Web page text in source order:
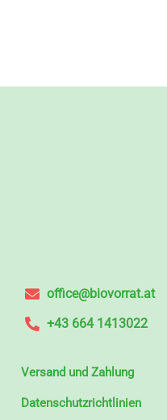
office@biovorrat.at
+43 664 1413022
Versand und Zahlung
Datenschutzrichtlinien